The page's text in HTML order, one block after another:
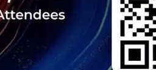
ร์ตามมติ ครม.
ย 4 มิติ พร้อม
านบาท